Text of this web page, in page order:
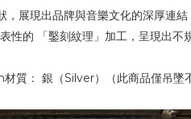
展現出品牌與音樂文化的深厚連結
性的 「鑿刻紋理」加工，呈現出不
質： 銀（Silver）（此商品僅吊墜